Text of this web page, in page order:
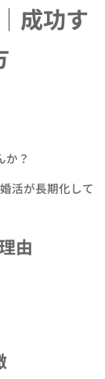
成功す
か？
活が長期化して
由